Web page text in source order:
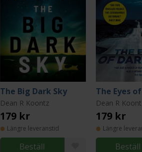
The Big Dark Sky
Dean R Koontz
179 kr
Längre leveranstid
Beställ
The Eyes
Dean R
179 kr
Längre
Beställ